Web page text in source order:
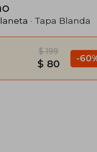
· Tapa Blanda
$ 199
$ 80 -